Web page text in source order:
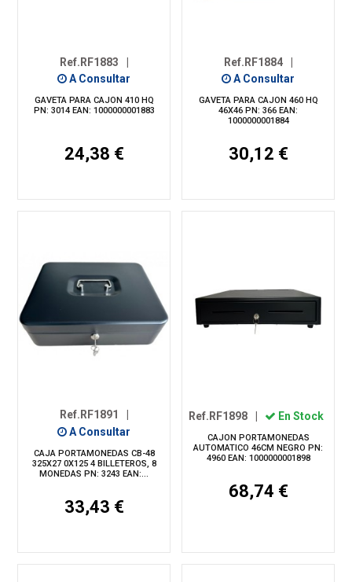
Ref.RF1883
A Consultar
GAVETA PARA CAJON 410 HQ
PN: 3014 EAN: 1000000001883
24,38 €
Ref.RF1884
A Consultar
GAVETA PARA CAJON 460 HQ
46X46 PN: 366 EAN:
1000000001884
30,12 €
Ref.RF1891
A Consultar
CAJA PORTAMONEDAS CB-48
325X27 0X125 4 BILLETEROS, 8
MONEDAS PN: 3243 EAN:...
33,43 €
Ref.RF1898 En Stock
CAJON PORTAMONEDAS
AUTOMATICO 46CM NEGRO PN:
4960 EAN: 1000000001898
68,74 €